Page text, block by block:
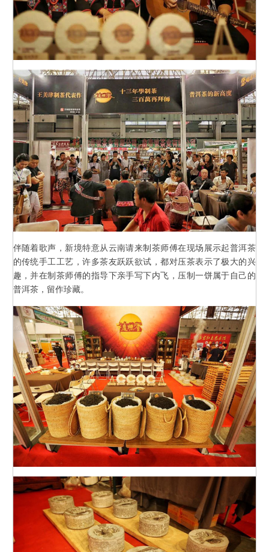
伴随着歌声，新境特意从云南请来制茶师傅在现场展示起普洱茶
的传统手工工艺，许多茶友跃跃欲试，都对压茶表示了极大的兴
趣，并在制茶师傅的指导下亲手写下内飞，压制一饼属于自己的
普洱茶，留作珍藏。